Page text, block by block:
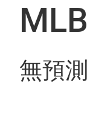
無預測